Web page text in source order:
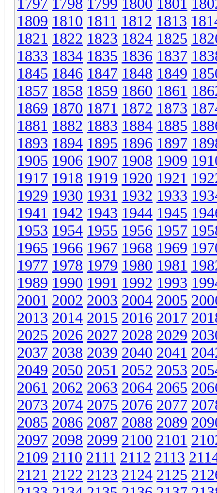
1797 1798 1799 1800 1801
1809 1810 1811 1812 1813
1821 1822 1823 1824 1825
1833 1834 1835 1836 1837
1845 1846 1847 1848 1849
1857 1858 1859 1860 1861
1869 1870 1871 1872 1873
1881 1882 1883 1884 1885
1893 1894 1895 1896 1897
1905 1906 1907 1908 1909
1917 1918 1919 1920 1921
1929 1930 1931 1932 1933
1941 1942 1943 1944 1945
1953 1954 1955 1956 1957
1965 1966 1967 1968 1969
1977 1978 1979 1980 1981
1989 1990 1991 1992 1993
2001 2002 2003 2004 2005
2013 2014 2015 2016 2017
2025 2026 2027 2028 2029
2037 2038 2039 2040 2041
2049 2050 2051 2052 2053
2061 2062 2063 2064 2065
2073 2074 2075 2076 2077
2085 2086 2087 2088 2089
2097 2098 2099 2100 2101
2109 2110 2111 2112 2113
2121 2122 2123 2124 2125